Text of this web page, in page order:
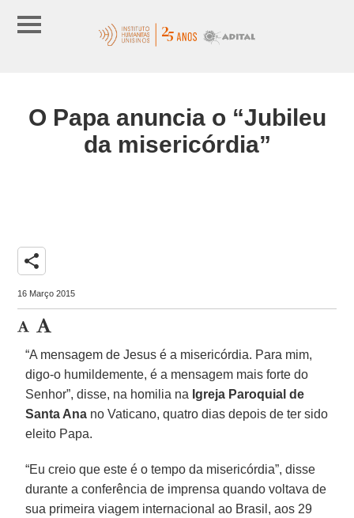
O Papa anuncia o “Jubileu
da misericórdia”
share
16 Março 2015
“A mensagem de Jesus é a misericórdia. Para mim,
digo-o humildemente, é a mensagem mais forte do
Senhor”, disse, na homilia na Igreja Paroquial de
Santa Ana no Vaticano, quatro dias depois de ter sido
eleito Papa.
“Eu creio que este é o tempo da misericórdia”, disse
durante a conferência de imprensa quando voltava de
sua primeira viagem internacional ao Brasil, aos 29